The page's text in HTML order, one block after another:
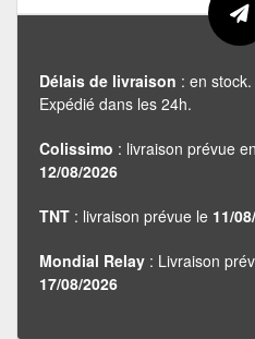
Délais de livraison : en stock.
Expédié dans les 24h.
Colissimo : livraison prévue
12/08/2026
TNT : livraison prévue le 11/
Mondial Relay : Livraison
17/08/2026